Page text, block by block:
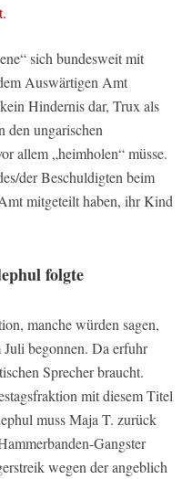
sich bundesweit mit
Auswärtigen Amt
Hindernis dar, Trux als
den ungarischen
allem „heimholen“ müsse.
der Beschuldigten beim
mitgeteilt haben, ihr Kind
folgte
manche würden sagen,
begonnen. Da erfuhr
Sprecher braucht.
mit diesem Titel
muss Maja T. zurück
Gangster
wegen der angeblich